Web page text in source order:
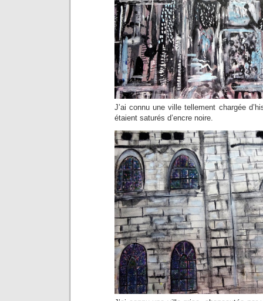
J’ai connu une ville tellement chargée
étaient saturés d’encre noire.